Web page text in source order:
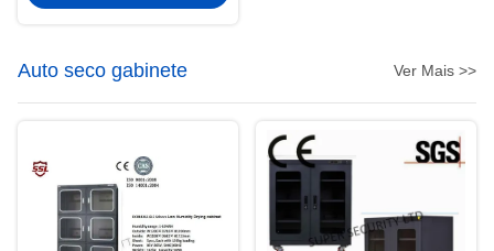
Auto seco gabinete Ver Mais >>